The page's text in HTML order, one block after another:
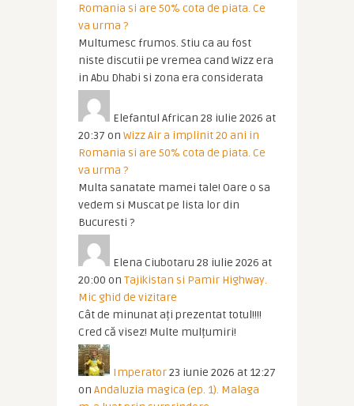
Romania si are 50% cota de piata. Ce
va urma ?
Multumesc frumos. Stiu ca au fost
niste discutii pe vremea cand Wizz era
in Abu Dhabi si zona era considerata
Elefantul African 28 iulie 2026 at
20:37 on Wizz Air a implinit 20 ani in
Romania si are 50% cota de piata. Ce
va urma ?
Multa sanatate mamei tale! Oare o sa
vedem si Muscat pe lista lor din
Bucuresti ?
Elena Ciubotaru 28 iulie 2026 at
20:00 on Tajikistan si Pamir Highway.
Mic ghid de vizitare
Cât de minunat ați prezentat totul!!!!
Cred că visez! Multe mulțumiri!
Imperator23 iunie 2026 at 12:27
on Andaluzia magica (ep. 1). Malaga